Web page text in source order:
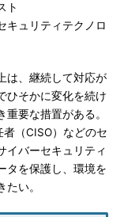
ト
キュリティテクノロ
は、継続して対応が
ひそかに変化を続け
要な措置がある。
（CISO）などのセ
イバーセキュリティ
タを保護し、環境を
い。